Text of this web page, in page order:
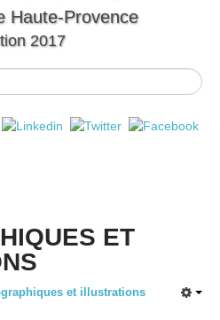
Haute-Provence
2017
paysagers
territoriales
ET
et illustrations